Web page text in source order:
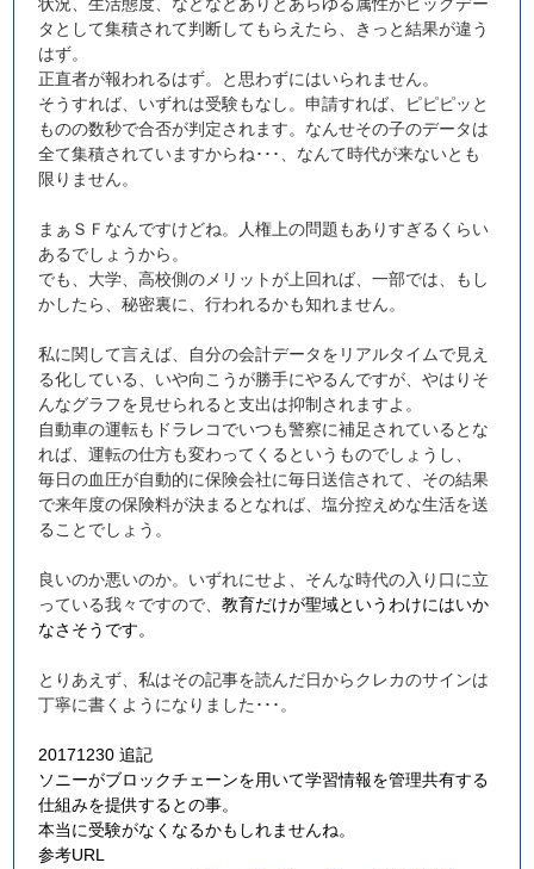
状況、生活態度、などなどありとあらゆる属性がビッグデー
タとして集積されて判断してもらえたら、きっと結果が違う
はず。
正直者が報われるはず。と思わずにはいられません。
そうすれば、いずれは受験もなし。申請すれば、ピピピッと
ものの数秒で合否が判定されます。なんせその子のデータは
全て集積されていますからね･･･、なんて時代が来ないとも
限りません。
まぁＳＦなんですけどね。人権上の問題もありすぎるくらい
あるでしょうから。
でも、大学、高校側のメリットが上回れば、一部では、もし
かしたら、秘密裏に、行われるかも知れません。
私に関して言えば、自分の会計データをリアルタイムで見え
る化している、いや向こうが勝手にやるんですが、やはりそ
んなグラフを見せられると支出は抑制されますよ。
自動車の運転もドラレコでいつも警察に補足されているとな
れば、運転の仕方も変わってくるというものでしょうし、
毎日の血圧が自動的に保険会社に毎日送信されて、その結果
で来年度の保険料が決まるとなれば、塩分控えめな生活を送
ることでしょう。
良いのか悪いのか。いずれにせよ、そんな時代の入り口に立
っている我々ですので、教育だけが聖域というわけにはいか
なさそうです。
とりあえず、私はその記事を読んだ日からクレカのサインは
丁寧に書くようになりました･･･。
20171230 追記
ソニーがブロックチェーンを用いて学習情報を管理共有する
仕組みを提供するとの事。
本当に受験がなくなるかもしれませんね。
参考URL